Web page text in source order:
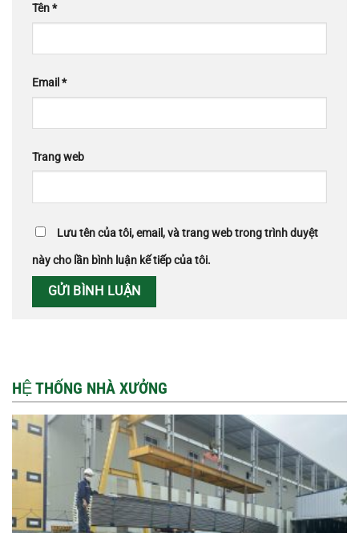
Tên*
Email *
Trang web
Lưu tên của tôi, email, và trang web trong trình duyệt
này cho lần bình luận kế tiếp của tôi.
HỆ THỐNG NHÀ XƯỞNG